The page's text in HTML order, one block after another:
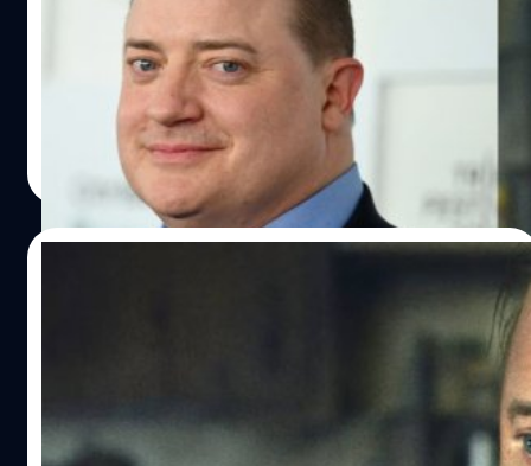
นักแสดง เบรนแดน เฟรเซอร์ (Brendan Fraser) เปิดใจเกี่ยว
กับชุดบอดี้สูทที่เขาใส่ขณะถ่ายทำหนังเรื่อง 'The Whale' ซึ่ง
ชุดบอดี้สูทดังกล่าวมีน้ำหนักมากถึง 136 กิโลกรัม ทำให้เขา
เดินไปเดินมาในกองถ่ายได้ลำบากกว่าปกติ ชุดเทียมที่เฟร
เซอร์สวมใส่นั้น ถูกสร้างขึ้นจากช่างฝีมือ อาเดรียน โมร็อต
(Adrien Morot) ซึ่งเขานั้นได้สร้างชุดบอดี้สูทนี้ด้วย
เครื่องพิมพ์ 3 มิติ พิมพ์ออกมาเป็นส่วนต่าง ๆ ของร่างกาย โดย
เฟรเซอร์ได้อธิบายหน้าตาของชุดนี้ ใน Vanity Fair ว่า "จากที่
ผมได้ดูชุดอื่น ๆ ที่เคยใช้ในการแสดงมาตลอดหลายปี ปกติ
ไม่ก็ตาม เรื่องตลกคือ ชุดนี้มันช่างท้าทายแรงโน้มถ่วงเสียจริง
” "การสวมชุดนี้ในกองถ่ายแต่ละวันไม่ใช่เรื่องง่ายเลย เพราะ
มันทั้งยุ่งยาก และไม่ค่อยสบายตัวนัก ส่วนลำตัวชุดก็เหมือน
อย่างกับเสื้อแจ็กเก็ตมีแขนเสื้อที่ถูกแอร์บรัชให้เหมือนผิวของ
มนุษย์ จนถึงส่วนผมที่นำเส้นผมแต่ละเส้นมาเจาะใส่ในบอดี้
สูท" ตามรายงานของ Vanity Fair ระบุว่า เฟรเซอร์ต้องใส่บอดี้
ปัญญา เสือสิงห์| 1438 days ago
Read More
Brendan Fraser แปลงโฉมเป็นคนหนัก 272
เผยภาพแรกของ เบรนแดน เฟรเซอร์ (Brendan Fraser) กับ
การแปลงโฉมเป็นคนหนัก 272 กิโลกรัม ในภาพยนตร์เรื่อง
ล่าสุดของเขาอย่าง ‘The Whale’ ‘The Whale’ เป็นผลงานการ